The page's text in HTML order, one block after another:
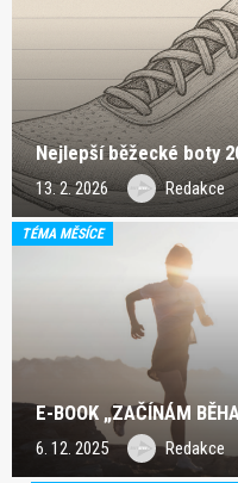
Nejlepší běžecké boty
13. 2. 2026 Redakce
TÉMA MĚSÍCE
E-BOOK „ZAČÍNÁM
6. 12. 2025 Redakce